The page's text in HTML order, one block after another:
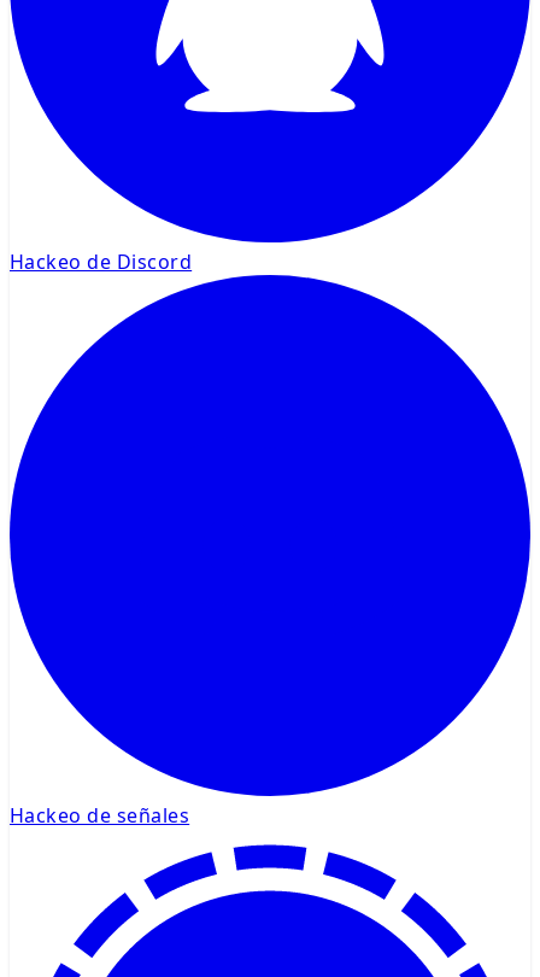
Hackeo de Discord
Hackeo de señales